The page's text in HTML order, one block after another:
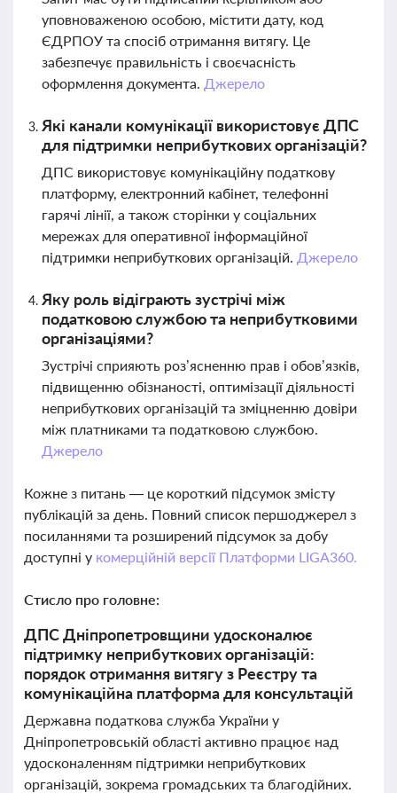
уповноваженою особою, містити дату, код
ЄДРПОУ та спосіб отримання витягу. Це
забезпечує правильність і своєчасність
оформлення документа. Джерело
Які канали комунікації використовує ДПС
для підтримки неприбуткових організацій?
ДПС використовує комунікаційну податкову
платформу, електронний кабінет, телефонні
гарячі лінії, а також сторінки у соціальних
мережах для оперативної інформаційної
підтримки неприбуткових організацій. Джерело
Яку роль відіграють зустрічі між
податковою службою та неприбутковими
організаціями?
Зустрічі сприяють роз’ясненню прав і обов’язків,
підвищенню обізнаності, оптимізації діяльності
неприбуткових організацій та зміцненню довіри
між платниками та податковою службою.
Джерело
Кожне з питань — це короткий підсумок змісту
публікацій за день. Повний список першоджерел з
посиланнями та розширений підсумок за добу
доступні у комерційній версії Платформи LIGA360.
Стисло про головне:
ДПС Дніпропетровщини удосконалює
підтримку неприбуткових організацій:
порядок отримання витягу з Реєстру та
комунікаційна платформа для консультацій
Державна податкова служба України у
Дніпропетровській області активно працює над
удосконаленням підтримки неприбуткових
організацій, зокрема громадських та благодійних.